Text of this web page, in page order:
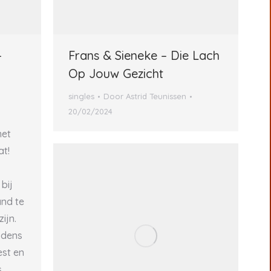
te
en
Frans & Sieneke – Die Lach
Op Jouw Gezicht
singles Door Astrid Teunissen
20/02/2024